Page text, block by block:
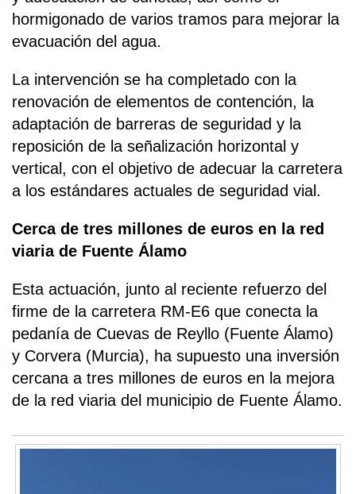
hormigonado de varios tramos para mejorar la
evacuación del agua.
La intervención se ha completado con la
renovación de elementos de contención, la
adaptación de barreras de seguridad y la
reposición de la señalización horizontal y
vertical, con el objetivo de adecuar la carretera
a los estándares actuales de seguridad vial.
Cerca de tres millones de euros en la red
viaria de Fuente Álamo
Esta actuación, junto al reciente refuerzo del
firme de la carretera RM-E6 que conecta la
pedanía de Cuevas de Reyllo (Fuente Álamo)
y Corvera (Murcia), ha supuesto una inversión
cercana a tres millones de euros en la mejora
de la red viaria del municipio de Fuente Álamo.